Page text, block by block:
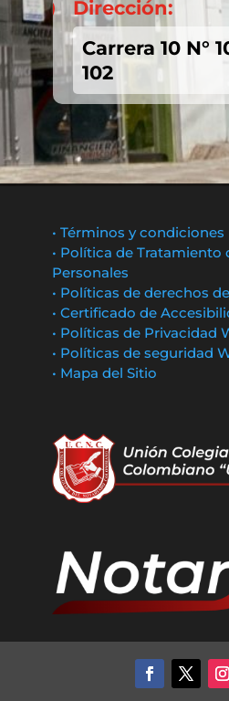

Dirección:
Carrera 10 N°
102
• Términos y condiciones
• Política de Tratamiento
Personales
• Políticas de derechos
• Certificado de
• Políticas de Privacidad
• Políticas de seguridad
• Mapa del Sitio